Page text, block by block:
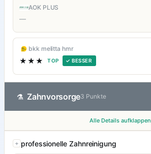
AOK PLUS
—
bkk melitta hmr
★★★ TOP ✓ BESSER
⚗ Zahnvorsorge3 Punkte
Alle Details aufklappen
professionelle Zahnreinigung